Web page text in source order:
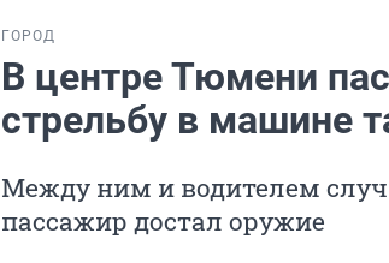
ГОРОД
В центре Тюмени
стрельбу в машине
Между ним и водителем
пассажир достал оружие